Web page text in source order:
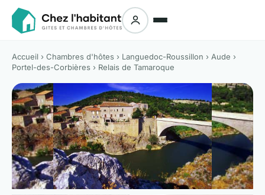
Accueil › Chambres d'hôtes › Languedoc-Roussillon › Aude ›
Portel-des-Corbières › Relais de Tamaroque